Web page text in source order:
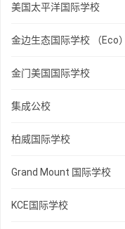
美国太平洋国际学校
金边生态国际学校 （Eco）
金门美国国际学校
集成公校
柏威国际学校
Grand Mount 国际学校
KCE国际学校